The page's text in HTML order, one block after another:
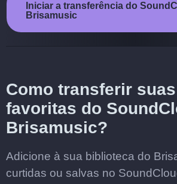
Iniciar a transferência do
Brisamusic
Como transferir
favoritas do
Brisamusic?
Adicione à sua biblioteca do
curtidas ou salvas no